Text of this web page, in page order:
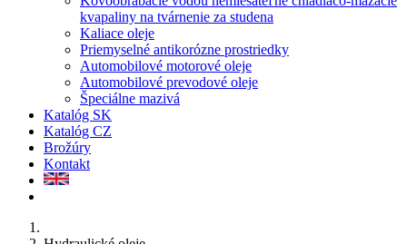
kvapaliny na tvárnenie za studena
Kaliace oleje
Priemyselné antikorózne prostriedky
Automobilové motorové oleje
Automobilové prevodové oleje
Špeciálne mazivá
Katalóg SK
Katalóg CZ
Brožúry
Kontakt